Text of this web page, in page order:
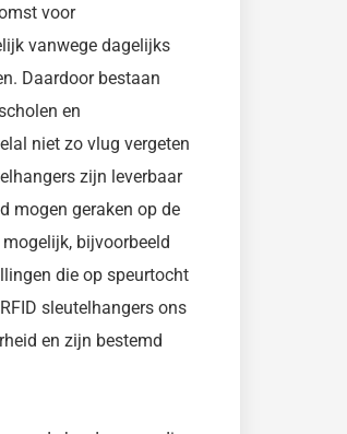
voor
vanwege dagelijks
Daardoor bestaan
en
niet zo vlug vergeten
zijn leverbaar
mogen geraken op de
bijvoorbeeld
die op speurtocht
sleutelhangers ons
en zijn bestemd